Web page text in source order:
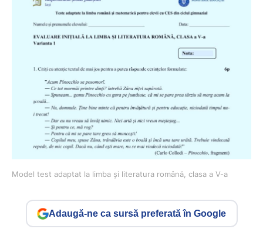
Model test adaptat la limba și literatura română, clasa a V-a
Adaugă-ne ca sursă preferată în Google